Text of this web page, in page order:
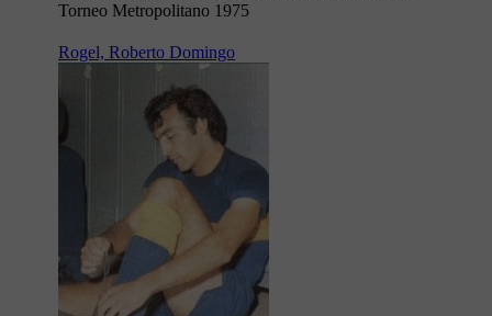
Torneo Metropolitano 1975
Rogel, Roberto Domingo